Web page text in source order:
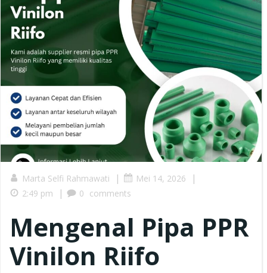
Marta Selfi Rahmawati | Mei 14, 2026 |
2:49 pm | 0 comments
Mengenal Pipa PPR
Vinilon Riifo